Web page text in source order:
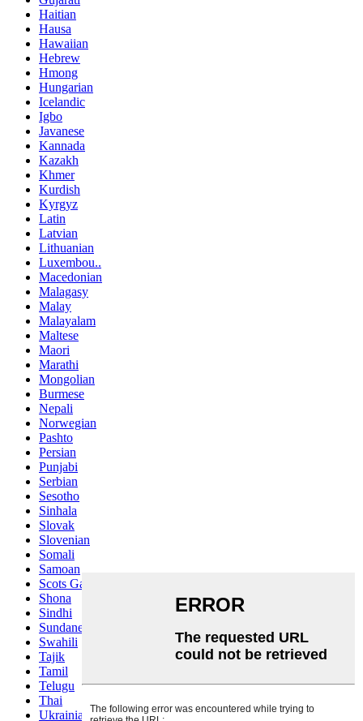
Haitian
Hausa
Hawaiian
Hebrew
Hmong
Hungarian
Icelandic
Igbo
Javanese
Kannada
Kazakh
Khmer
Kurdish
Kyrgyz
Latin
Latvian
Lithuanian
Luxembou..
Macedonian
Malagasy
Malay
Malayalam
Maltese
Maori
Marathi
Mongolian
Burmese
Nepali
Norwegian
Pashto
Persian
Punjabi
Serbian
Sesotho
Sinhala
Slovak
Slovenian
Somali
Samoan
Scots Gaelic
Shona
Sindhi
Sundanese
Swahili
Tajik
Tamil
Telugu
Thai
Ukrainian